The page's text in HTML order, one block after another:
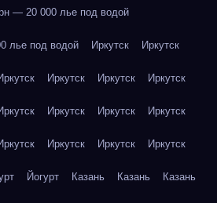
— 20 000 лье под водой
лье под водой Иркутск Иркутск
Иркутск Иркутск Иркутск
Иркутск Иркутск Иркутск
Иркутск Иркутск Иркутск
Йогурт Казань Казань Казань